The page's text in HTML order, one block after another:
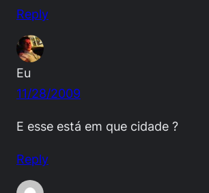
Reply
Eu
11/28/2009
E esse está em que cidade ?
Reply